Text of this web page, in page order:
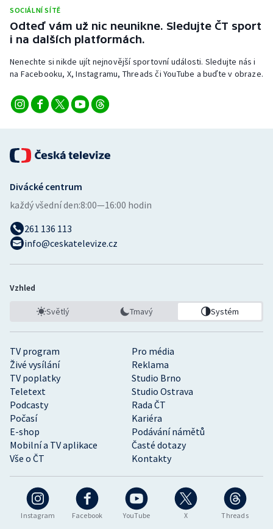
Triatlon
Vodní slalom
Volejbal
SOCIÁLNÍ SÍTĚ
Odteď vám už nic neunikne. Sledujte ČT sport
i na dalších platformách.
Nenechte si nikde ujít nejnovější sportovní události. Sledujte nás i
na Facebooku, X, Instagramu, Threads či YouTube a buďte v obraze.
Instagram Facebook YouTube X Threads
TV program
Pro média
Živé vysílání
Reklama
TV poplatky
Studio Brno
Teletext
Studio Ostrava
Podcasty
Rada ČT
Počasí
Kariéra
E-shop
Podávání námětů
Mobilní a TV aplikace
Časté dotazy
Vše o ČT
Kontakty
Divácké centrum
každý všední den:8:00—16:00 hodin
261 136 113
info@ceskatelevize.cz
Vzhled
Světlý Tmavý Systém